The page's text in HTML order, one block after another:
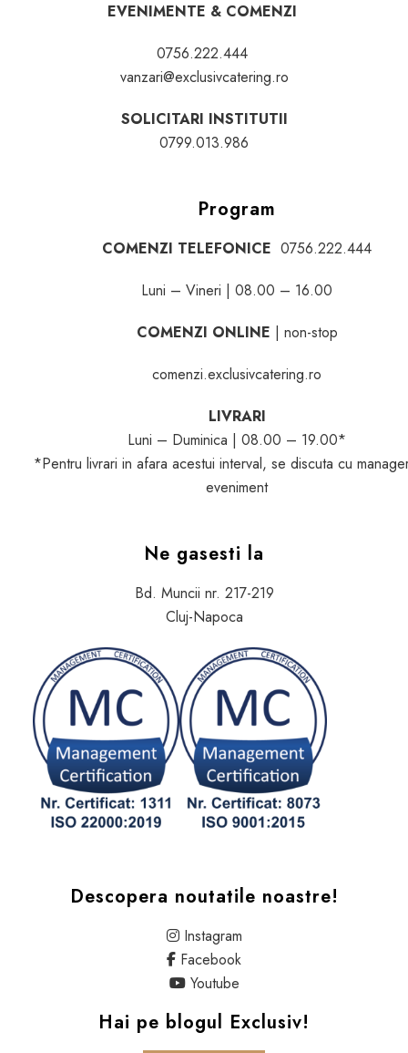
EVENIMENTE & COMENZI
0756.222.444
vanzari@exclusivcatering.ro
SOLICITARI INSTITUTII
0799.013.986
Program
COMENZI TELEFONICE0756.222.444
Luni – Vineri | 08.00 – 16.00
COMENZI ONLINE | non-stop
comenzi.exclusivcatering.ro
LIVRARI
Luni – Duminica | 08.00 – 19.00*
*Pentru livrari in afara acestui interval, se discuta cu
eveniment
Ne gasesti la
Bd. Muncii nr. 217-219
Cluj-Napoca
Descopera noutatile noastre!
Instagram
Facebook
Youtube
Hai pe blogul Exclusiv!